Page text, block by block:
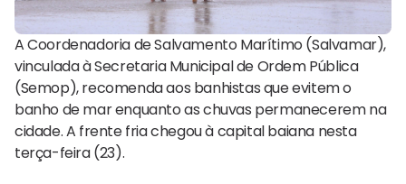
A Coordenadoria de Salvamento Marítimo (Salvamar),
vinculada à Secretaria Municipal de Ordem Pública
(Semop), recomenda aos banhistas que evitem o
banho de mar enquanto as chuvas permanecerem na
cidade. A frente fria chegou à capital baiana nesta
terça-feira (23).